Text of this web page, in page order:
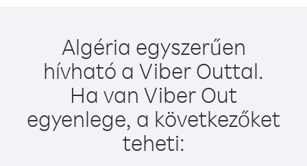
Algéria egyszerűen
hívható a Viber Outtal.
Ha van Viber Out
egyenlege, a következőket
teheti: